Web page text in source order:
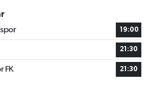
19:00
21:30
FK 21:30